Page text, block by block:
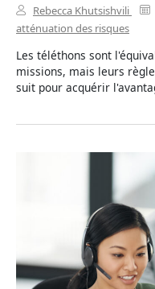
Rebecca Khutsishvili
atténuation des risques
Les téléthons sont
missions, mais leurs
suit pour acquérir